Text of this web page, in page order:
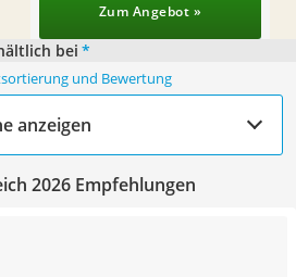
Zum Angebot »
bei *
und Bewertung
anzeigen
2026 Empfehlungen